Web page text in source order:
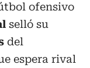
ofensivo
selló su
del
espera rival